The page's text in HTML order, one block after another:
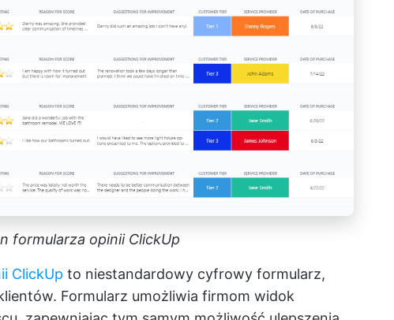
formularza opinii ClickUp
ClickUp to niestandardowy cyfrowy formularz,
Formularz umożliwia firmom widok